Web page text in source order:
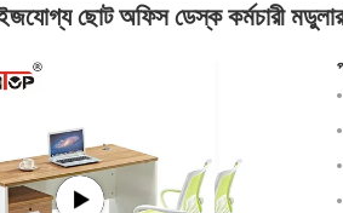
ছোট অফিস ডেস্ক কর্মচারী